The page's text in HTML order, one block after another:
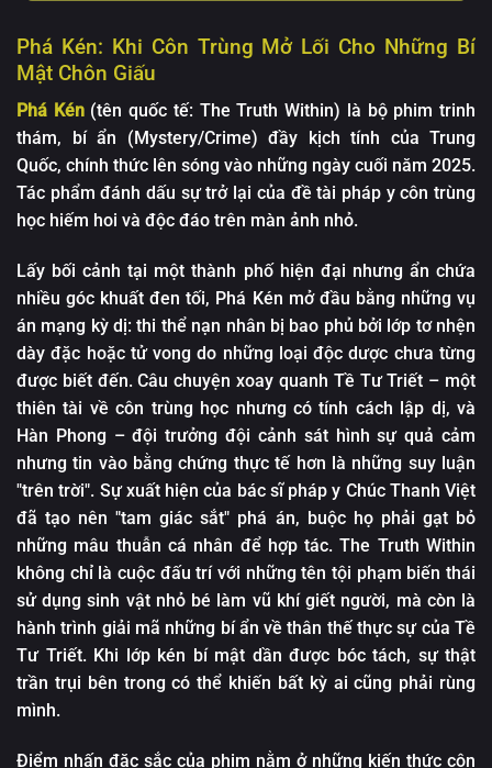
Tập 06
Tập 08
Tập 09
Tập 10
Tập 12
Tập 13
Tập 14
Tập 15
Tập 16
Tập 17
Tập 18
Tập 20
Tập 21
Phá Kén: Khi Côn Trùng Mở Lối Cho Những Bí
Mật Chôn Giấu
Phá Kén(tên quốc tế: The Truth Within) là bộ phim trinh
thám, bí ẩn (Mystery/Crime) đầy kịch tính của Trung
Quốc, chính thức lên sóng vào những ngày cuối năm 2025.
Tác phẩm đánh dấu sự trở lại của đề tài pháp y côn trùng
học hiếm hoi và độc đáo trên màn ảnh nhỏ.
Lấy bối cảnh tại một thành phố hiện đại nhưng ẩn chứa
nhiều góc khuất đen tối, Phá Kén mở đầu bằng những vụ
án mạng kỳ dị: thi thể nạn nhân bị bao phủ bởi lớp tơ nhện
dày đặc hoặc tử vong do những loại độc dược chưa từng
được biết đến. Câu chuyện xoay quanh Tề Tư Triết – một
thiên tài về côn trùng học nhưng có tính cách lập dị, và
Hàn Phong – đội trưởng đội cảnh sát hình sự quả cảm
nhưng tin vào bằng chứng thực tế hơn là những suy luận
"trên trời". Sự xuất hiện của bác sĩ pháp y Chúc Thanh Việt
đã tạo nên "tam giác sắt" phá án, buộc họ phải gạt bỏ
những mâu thuẫn cá nhân để hợp tác. The Truth Within
không chỉ là cuộc đấu trí với những tên tội phạm biến thái
sử dụng sinh vật nhỏ bé làm vũ khí giết người, mà còn là
hành trình giải mã những bí ẩn về thân thế thực sự của Tề
Tư Triết. Khi lớp kén bí mật dần được bóc tách, sự thật
trần trụi bên trong có thể khiến bất kỳ ai cũng phải rùng
mình.
Điểm nhấn đặc sắc của phim nằm ở những kiến thức côn